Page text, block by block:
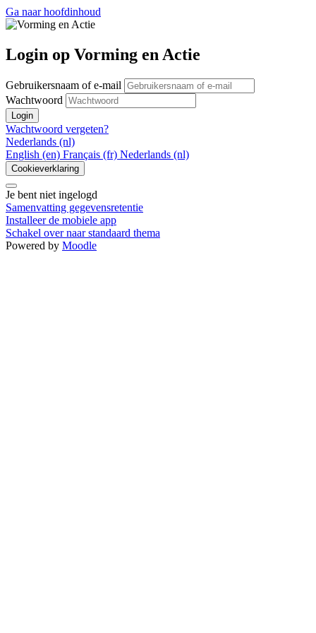
Ga naar hoofdinhoud
Login op Vorming en Actie
Gebruikersnaam of e-mail
Wachtwoord
Login
Wachtwoord vergeten?
Nederlands ‎(nl)‎
English ‎(en)‎ Français ‎(fr)‎ Nederlands ‎(nl)‎
Cookieverklaring
Je bent niet ingelogd
Samenvatting gegevensretentie
Installeer de mobiele app
Schakel over naar standaard thema
Powered by Moodle